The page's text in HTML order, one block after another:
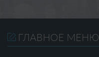
ГЛАВНОЕ МЕНЮ